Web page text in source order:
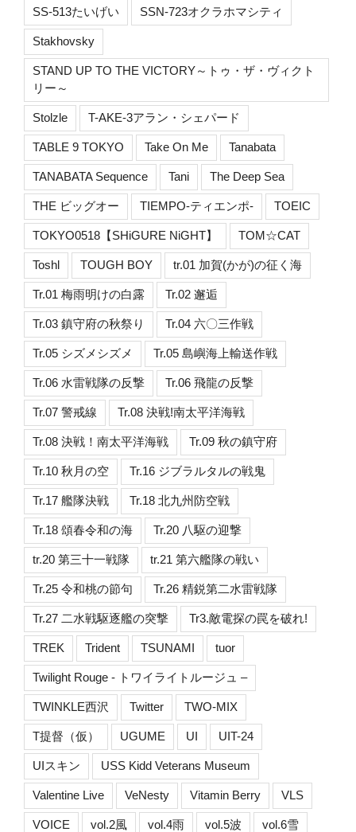
SS-513たいげい SSN-723オクラホマシティ
Stakhovsky
STAND UP TO THE VICTORY～トゥ・ザ・ヴィクト
リー～
Stolzle T-AKE-3アラン・シェパード
TABLE 9 TOKYO Take On Me Tanabata
TANABATA Sequence Tani The Deep Sea
THE ビッグオー TIEMPO-ティエンポ- TOEIC
TOKYO0518【SHiGURE NiGHT】 TOM☆CAT
Toshl TOUGH BOY tr.01 加賀(かが)の征く海
Tr.01 梅雨明けの白露 Tr.02 邂逅
Tr.03 鎮守府の秋祭り Tr.04 六〇三作戦
Tr.05 シズメシズメ Tr.05 島嶼海上輸送作戦
Tr.06 水雷戦隊の反撃 Tr.06 飛龍の反撃
Tr.07 警戒線 Tr.08 決戦!南太平洋海戦
Tr.08 決戦！南太平洋海戦 Tr.09 秋の鎮守府
Tr.10 秋月の空 Tr.16 ジブラルタルの戦鬼
Tr.17 艦隊決戦 Tr.18 北九州防空戦
Tr.18 頌春令和の海 Tr.20 八駆の迎撃
tr.20 第三十一戦隊 tr.21 第六艦隊の戦い
Tr.25 令和桃の節句 Tr.26 精鋭第二水雷戦隊
Tr.27 二水戦駆逐艦の突撃 Tr3.敵電探の罠を破れ!
TREK Trident TSUNAMI tuor
Twilight Rouge - トワイライトルージュ –
TWINKLE西沢 Twitter TWO-MIX
T提督（仮） UGUME UI UIT-24
UIスキン USS Kidd Veterans Museum
Valentine Live VeNesty Vitamin Berry VLS
VOICE vol.2風 vol.4雨 vol.5波 vol.6雪